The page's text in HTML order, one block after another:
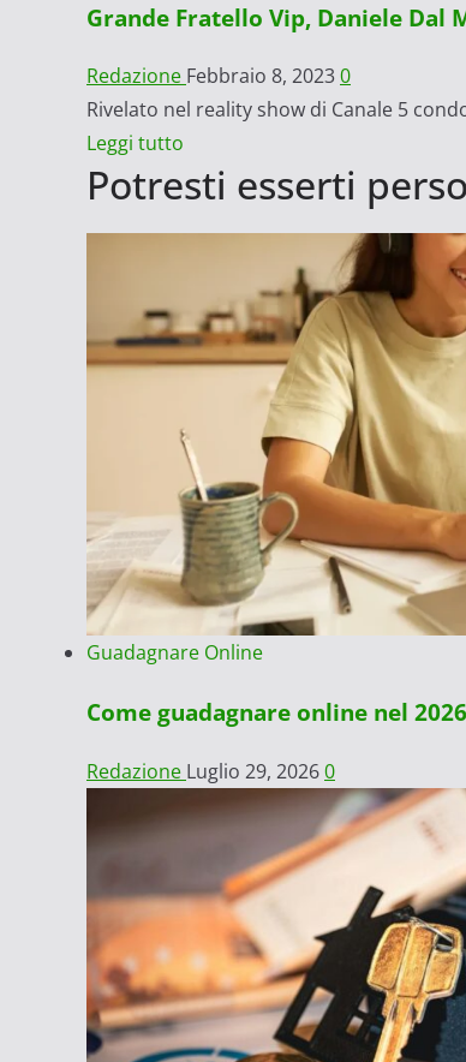
Grande Fratello Vip, Daniele Dal
Redazione Febbraio 8, 20230
Rivelato nel reality show di Canale 5
Leggi tutto
di
Fratello
Vip,
Daniele
Moro:
svelato
quanto
guadagna
Potresti esserti perso
Guadagnare Online
Come guadagnare online nel
Redazione Luglio 29, 20260